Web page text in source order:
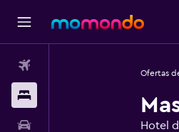
Ofertas
Hotel